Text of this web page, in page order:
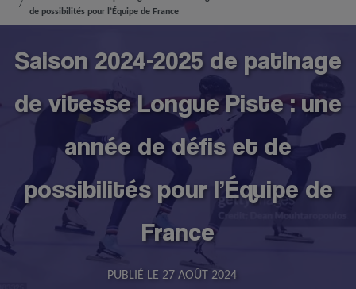
de possibilités pour l’Équipe de France
Saison 2024-2025 de patinage
de vitesse Longue Piste : une
année de défis et de
possibilités pour l’Équipe de
France
PUBLIÉ LE 27 AOÛT 2024